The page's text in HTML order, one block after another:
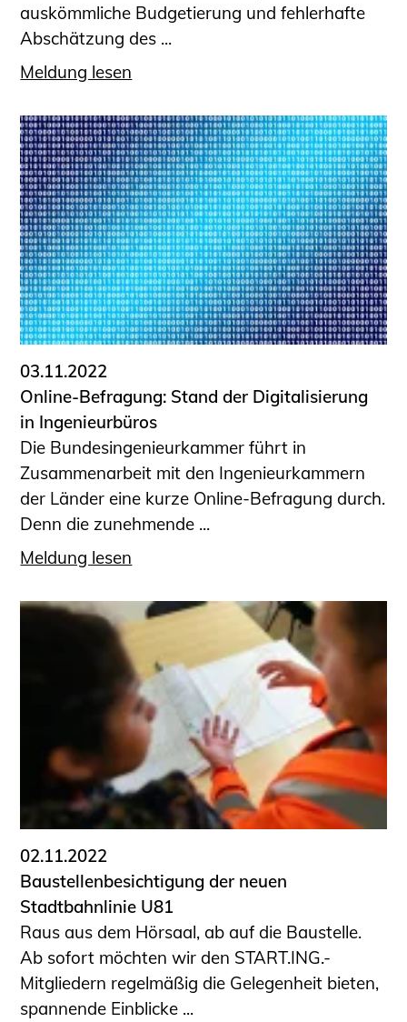
auskömmliche Budgetierung und fehlerhafte
Abschätzung des ...
Meldung lesen
03.11.2022
Online-Befragung: Stand der Digitalisierung
in Ingenieurbüros
Die Bundesingenieurkammer führt in
Zusammenarbeit mit den Ingenieurkammern
der Länder eine kurze Online-Befragung durch.
Denn die zunehmende ...
Meldung lesen
02.11.2022
Baustellenbesichtigung der neuen
Stadtbahnlinie U81
Raus aus dem Hörsaal, ab auf die Baustelle.
Ab sofort möchten wir den START.ING.-
Mitgliedern regelmäßig die Gelegenheit bieten,
spannende Einblicke ...